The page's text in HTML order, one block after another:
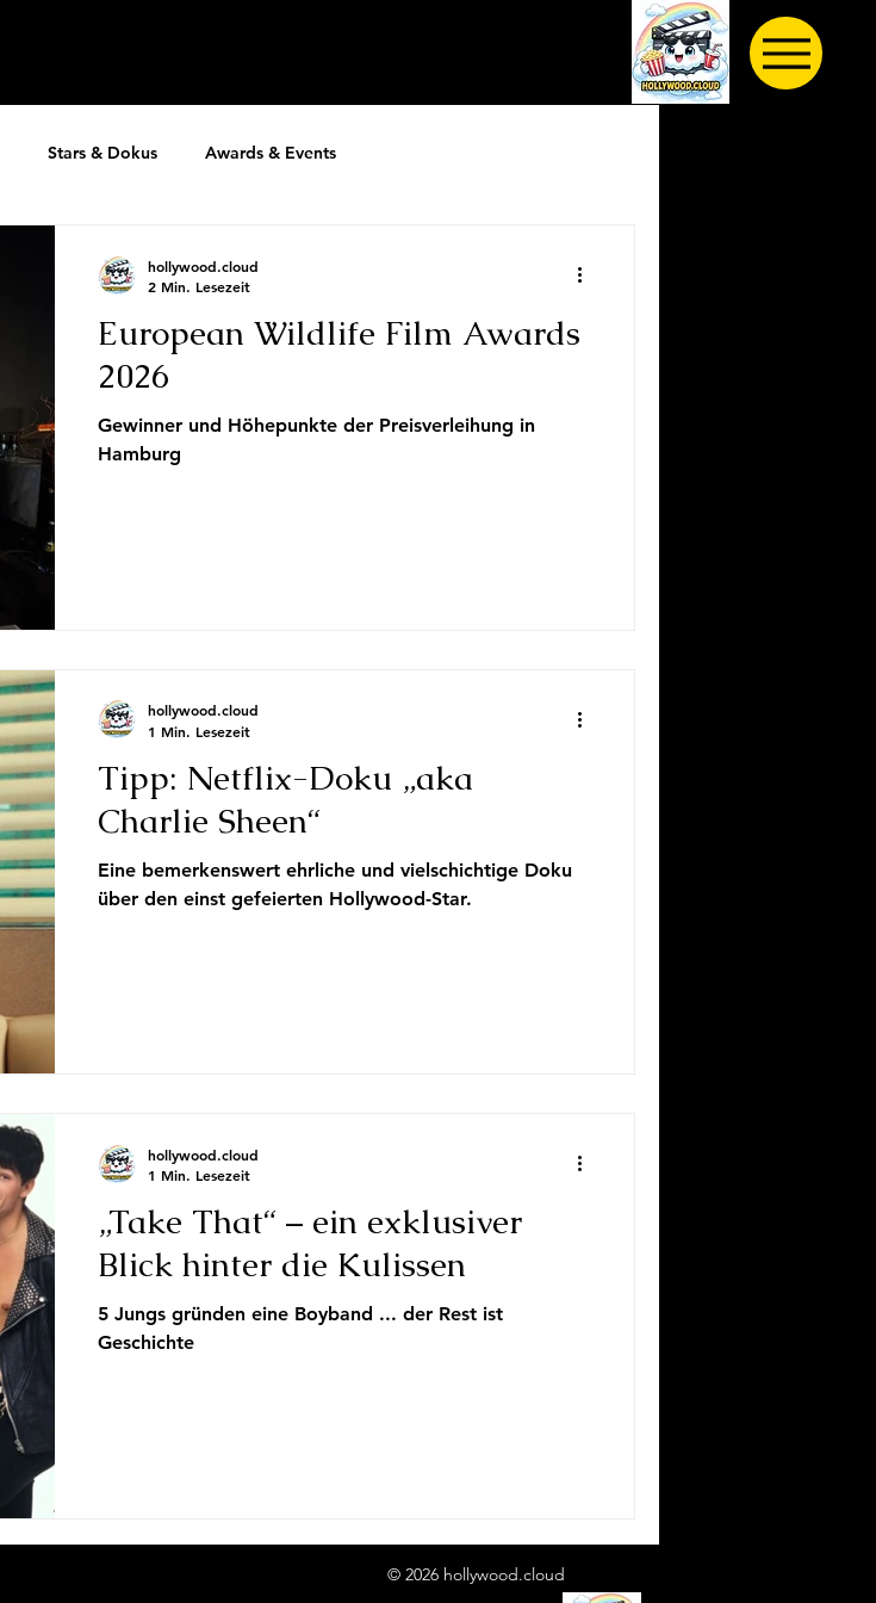
Stars & Dokus Awards & Events
European Wildlife Film Awards
2026
Gewinner und Höhepunkte der Preisverleihung in
Hamburg
hollywood.cloud
2 Min. Lesezeit
Tipp: Netflix-Doku „aka
Charlie Sheen“
Eine bemerkenswert ehrliche und vielschichtige Doku
über den einst gefeierten Hollywood-Star.
hollywood.cloud
1 Min. Lesezeit
„Take That“ – ein exklusiver
Blick hinter die Kulissen
5 Jungs gründen eine Boyband ... der Rest ist
Geschichte
hollywood.cloud
1 Min. Lesezeit
© 2026 hollywood.cloud